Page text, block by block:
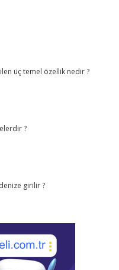
üç temel özellik nedir ?
?
girilir ?